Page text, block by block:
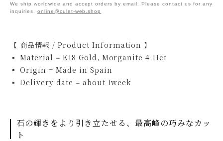
We ship worldwide and accept orders by email. Please contact us for any
inquiries. online@culet-web.shop
【 商品情報 / Product Information 】
▪ Material = K18 Gold, Morganite 4.11ct
▪ Origin = Made in Spain
▪ Delivery date = about 1week
石の輝きをより引き立たせる、最高峰の巧みなカッ
ト